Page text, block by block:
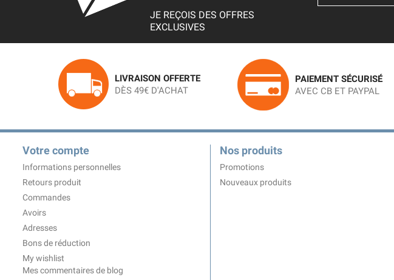
JE REÇOIS DES OFFRES
EXCLUSIVES
LIVRAISON OFFERTE
DÈS 49€ D'ACHAT
PAIEMENT SÉCURISÉ
AVEC CB ET PAYPAL
Votre compte
Informations personnelles
Retours produit
Commandes
Avoirs
Adresses
Bons de réduction
My wishlist
Mes commentaires de blog
Nos produits
Promotions
Nouveaux produits